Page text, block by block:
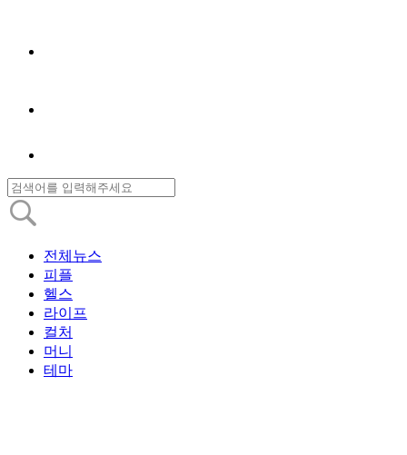
전체뉴스
피플
헬스
라이프
컬처
머니
테마